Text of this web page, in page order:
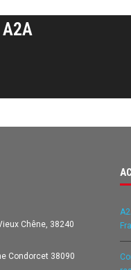
A2A
Chêne, 38240
Condorcet 38090